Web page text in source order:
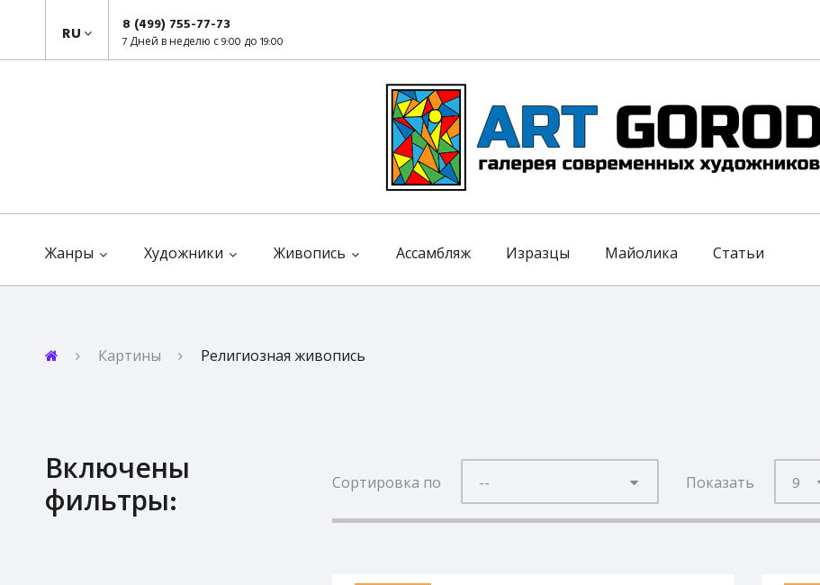
RU 8 (499) 755-77-73
7 Дней в неделю с 9:00 до 19:00
Жанры Художники Живопись Ассамбляж Изразцы Майолика Статьи
Картины Религиозная живопись
Сортировка по -- Показать 9
Включены
фильтры: